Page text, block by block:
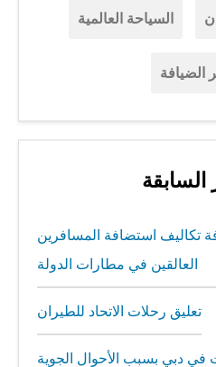
السياحة العالمية
الضيافة
السابقة
تكاليف استضافة المسافرين
العالقين في مطارات الدولة
تعليق رحلات الاتحاد للطيران
في دبي بسبب الأحوال الجوية